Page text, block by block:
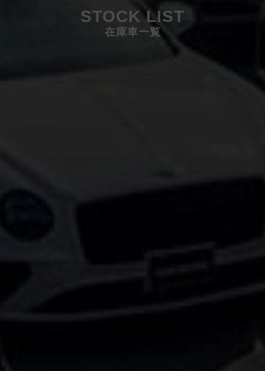
STOCK LIST
在庫車一覧